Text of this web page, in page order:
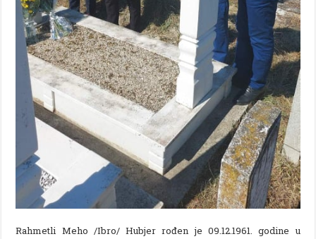
Rahmetli Meho /Ibro/ Hubjer rođen je 09.12.1961. godine u